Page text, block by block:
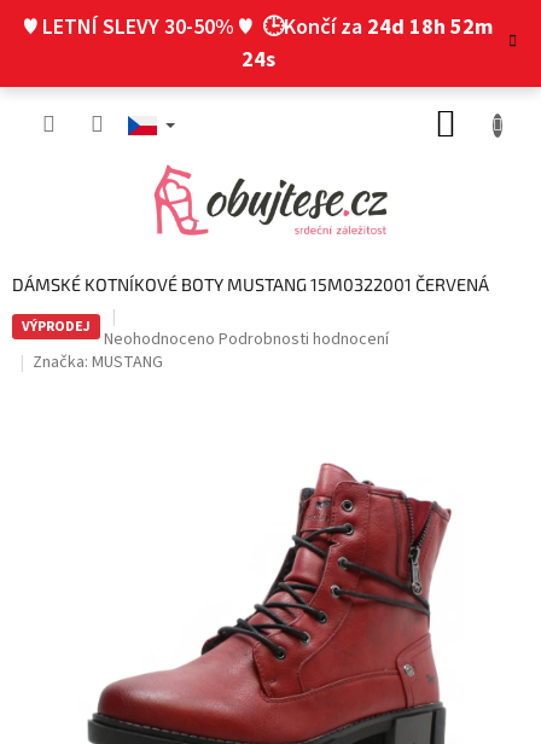
♥ LETNÍ SLEVY 30-50% ♥ 🕒Končí za 24d 18h 52m
23s
DÁMSKÉ KOTNÍKOVÉ BOTY MUSTANG 15M0322001 ČERVENÁ
VÝPRODEJ
Průměrné
hodnocení
Neohodnoceno Podrobnosti hodnocení
Značka: MUSTANG